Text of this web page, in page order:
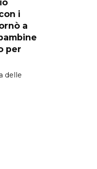
i
a
per
delle